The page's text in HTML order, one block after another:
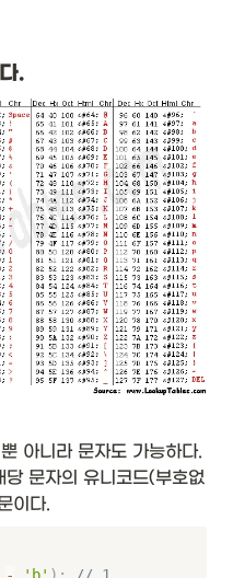
.
아니라 문자도 가능하다.
문자의 유니코드(부호없
이다.